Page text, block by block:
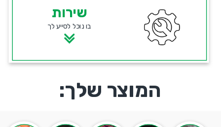
שירות
בו נוכל לסייע לך
המוצר שלך: